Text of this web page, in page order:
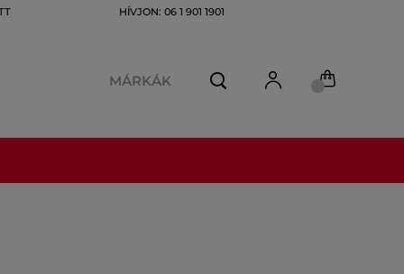
HÍVJON: 06 1 901 1901
MÁRKÁK